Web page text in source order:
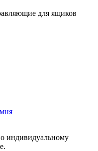
для ящиков
индивидуальному